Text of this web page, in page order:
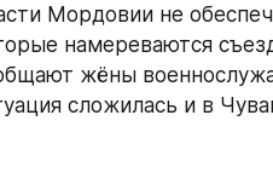
Мордовии не
намереваются
жёны
сложилась и в